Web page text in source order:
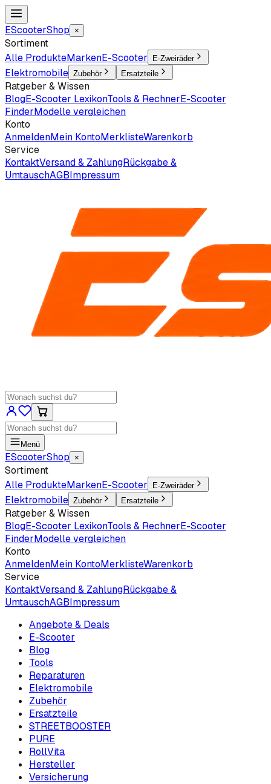
EScooterShop ×
Sortiment
Alle ProdukteMarkenE-Scooter E-Zweiräder
Elektromobile Zubehör Ersatzteile
Ratgeber & Wissen
BlogE-Scooter LexikonTools & RechnerE-Scooter
FinderModelle vergleichen
Konto
AnmeldenMein KontoMerklisteWarenkorb
Service
KontaktVersand & ZahlungRückgabe &
UmtauschAGBImpressum
Menü
EScooterShop ×
Sortiment
Alle ProdukteMarkenE-Scooter E-Zweiräder
Elektromobile Zubehör Ersatzteile
Ratgeber & Wissen
BlogE-Scooter LexikonTools & RechnerE-Scooter
FinderModelle vergleichen
Konto
AnmeldenMein KontoMerklisteWarenkorb
Service
KontaktVersand & ZahlungRückgabe &
UmtauschAGBImpressum
Angebote & Deals
E-Scooter
Blog
Tools
Reparaturen
Elektromobile
Zubehör
Ersatzteile
STREETBOOSTER
PURE
RollVita
Hersteller
Versicherung